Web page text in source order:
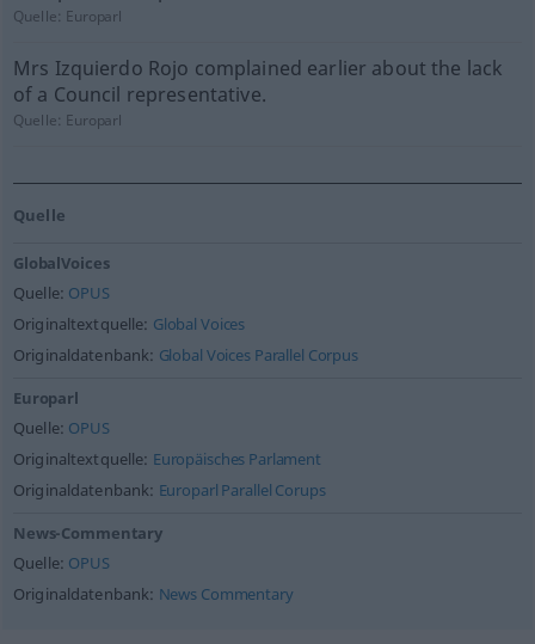
Quelle: Europarl
Mrs Izquierdo Rojo complained earlier about the lack
of a Council representative.
Quelle: Europarl
Quelle
GlobalVoices
Quelle: OPUS
Originaltextquelle: Global Voices
Originaldatenbank: Global Voices Parallel Corpus
Europarl
Quelle: OPUS
Originaltextquelle: Europäisches Parlament
Originaldatenbank: Europarl Parallel Corups
News-Commentary
Quelle: OPUS
Originaldatenbank: News Commentary